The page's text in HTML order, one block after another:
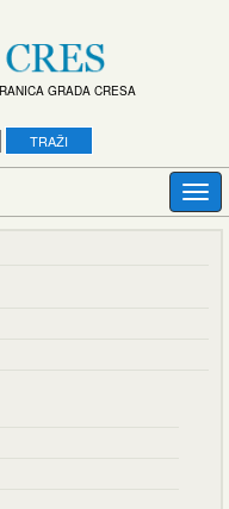
GRADA CRESA